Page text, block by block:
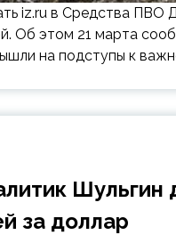
iz.ru в Средства ПВО
Об этом 21 марта
на подступы к
за доллар